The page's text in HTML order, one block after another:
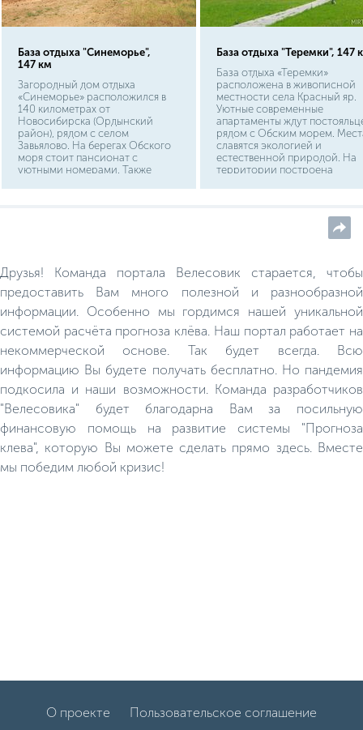
База отдыха "Синеморье",
147 км
Загородный дом отдыха
«Синеморье» расположился в
140 километрах от
Новосибирска (Ордынский
район), рядом с селом
Завьялово. На берегах Обского
моря стоит пансионат с
уютными номерами. Также
конференций.
База отдыха "Теремки", 147
База отдыха «Теремки»
расположена в живописной
местности села Красный яр.
Уютные современные
апартаменты ждут
рядом с Обским морем.
славятся экологией и
естественной природой. На
территории построена
Друзья! Команда портала Велесовик старается, чтобы
предоставить Вам много полезной и разнообразной
информации. Особенно мы гордимся нашей уникальной
системой расчёта прогноза клёва. Наш портал работает на
некоммерческой основе. Так будет всегда. Всю
информацию Вы будете получать бесплатно. Но пандемия
подкосила и наши возможности. Команда разработчиков
"Велесовика" будет благодарна Вам за посильную
финансовую помощь на развитие системы "Прогноза
клева", которую Вы можете сделать прямо здесь. Вместе
мы победим любой кризис!
О проекте Пользовательское соглашение